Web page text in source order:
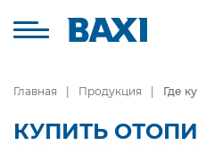
Главная Продукция Где
КУПИТЬ